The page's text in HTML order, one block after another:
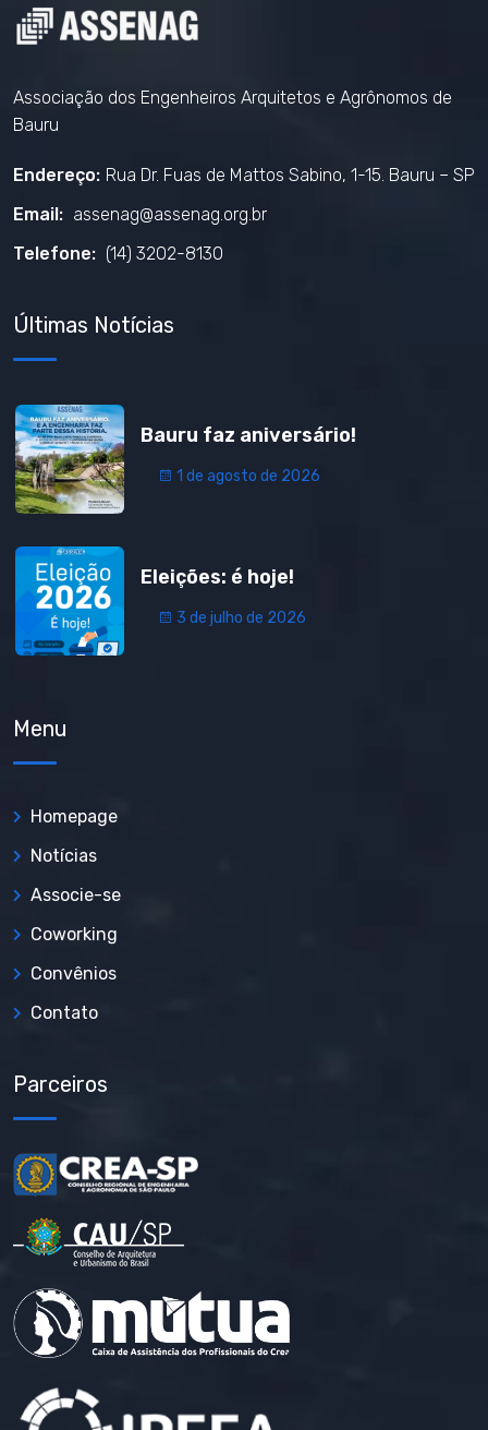
Associação dos Engenheiros Arquitetos e Agrônomos de
Bauru
Endereço: Rua Dr. Fuas de Mattos Sabino, 1-15. Bauru – SP
Email: assenag@assenag.org.br
Telefone: (14) 3202-8130
Últimas Notícias
Bauru faz aniversário!
1 de agosto de 2026
Eleições: é hoje!
3 de julho de 2026
Menu
Homepage
Notícias
Associe-se
Coworking
Convênios
Contato
Parceiros